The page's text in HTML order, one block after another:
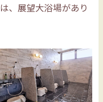
は、展望大浴場があり